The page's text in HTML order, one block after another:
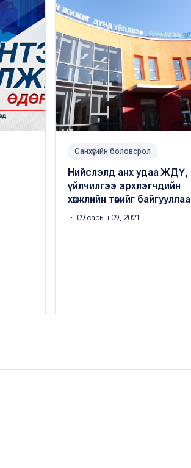
Санхүүгийн боловсрол
Нийслэлд анх удаа ЖДҮ,
үйлчилгээ эрхлэгчдийн
хөгжлийн төвийг байгууллаа
・ 09 сарын 09, 2021